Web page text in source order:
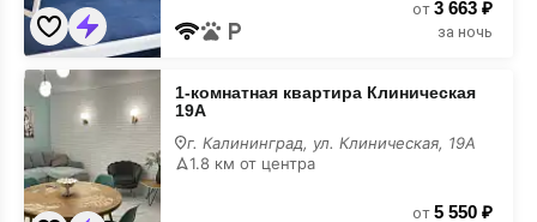
от 3 663 ₽
за ночь
1-
комнатная
квартира
Клиническая
19А
в
июне
1-комнатная квартира Клиническая
19А
г. Калининград, ул. Клиническая, 19А
1.8 км от центра
от 5 550 ₽